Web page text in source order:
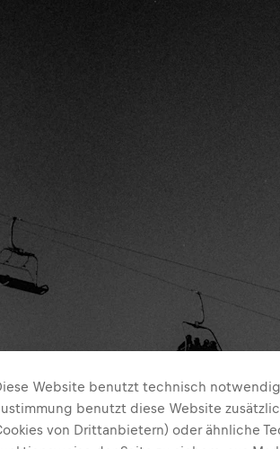
Website benutzt technisch
benutzt diese Website
von Drittanbietern) oder ähnliche